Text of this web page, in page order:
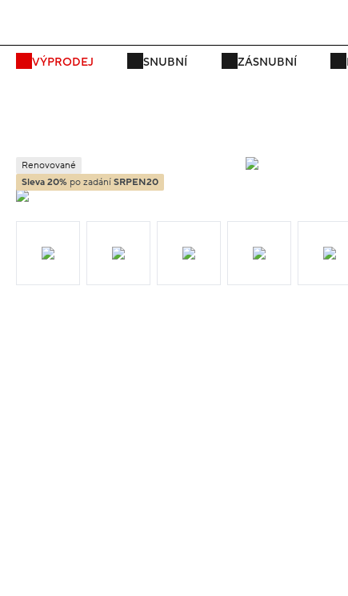
VÝPRODEJ SNUBNÍ ZÁSNUBNÍ
Renovované
Sleva 20% po zadání SRPEN20